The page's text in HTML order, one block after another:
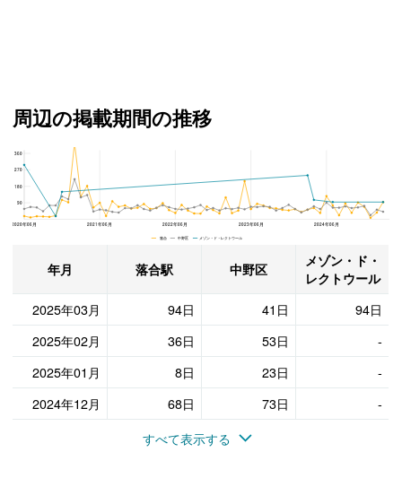
周辺の掲載期間の推移
メゾン・ド・レクトウール、中野区と落合駅の周辺の掲載期間の推移
2020年06月 2021年06月 2022年06月 2023年06月 2024年06月
360
270
180
90
落合 中野区 メゾン・ド・レクトウール
年月 落合駅 中野区
メゾン・ド・
レクトウール
2025年03月
94日 41日
94日
2025年02月
36日 53日
-
2025年01月
8日 23日
-
2024年12月
68日 73日
-
すべて表示する